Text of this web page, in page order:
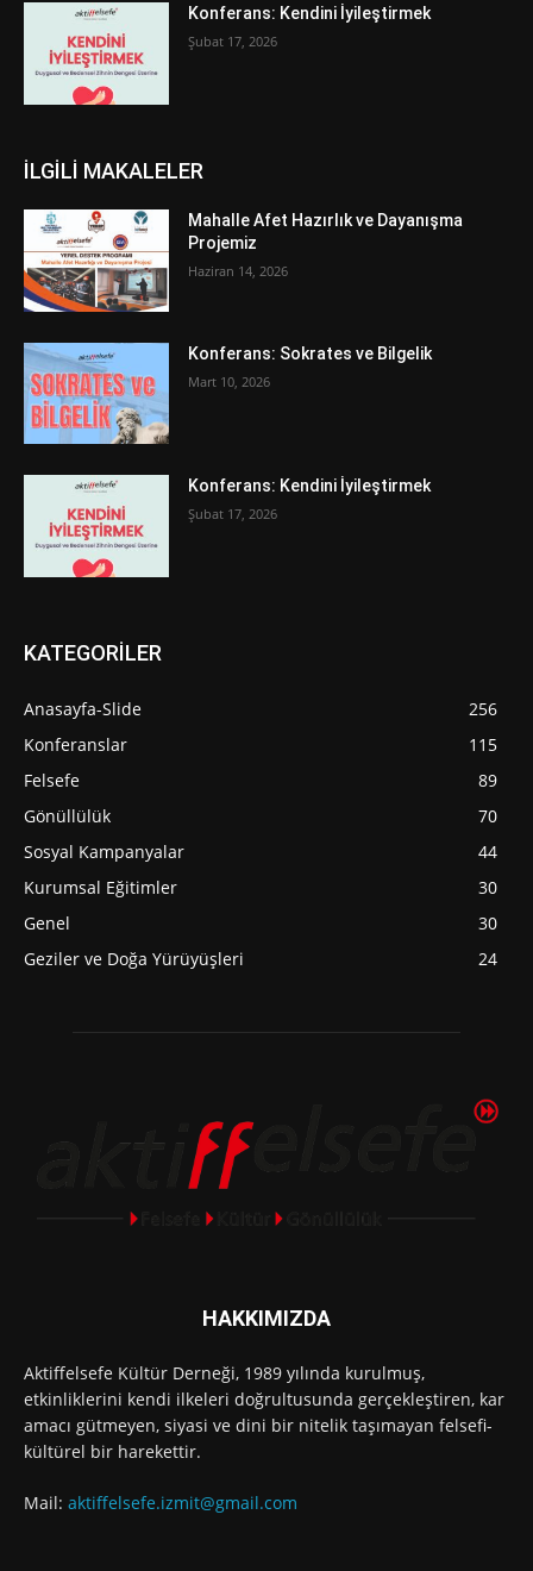
Konferans: Kendini İyileştirmek
Şubat 17, 2026
İLGİLİ MAKALELER
Mahalle Afet Hazırlık ve Dayanışma
Projemiz
Haziran 14, 2026
Konferans: Sokrates ve Bilgelik
Mart 10, 2026
Konferans: Kendini İyileştirmek
Şubat 17, 2026
KATEGORİLER
Anasayfa-Slide
256
Konferanslar
115
Felsefe
89
Gönüllülük
70
Sosyal Kampanyalar
44
Kurumsal Eğitimler
30
Genel
30
Geziler ve Doğa Yürüyüşleri
24
HAKKIMIZDA
Aktiffelsefe Kültür Derneği, 1989 yılında kurulmuş,
etkinliklerini kendi ilkeleri doğrultusunda gerçekleştiren, kar
amacı gütmeyen, siyasi ve dini bir nitelik taşımayan felsefi-
kültürel bir harekettir.
Mail: aktiffelsefe.izmit@gmail.com